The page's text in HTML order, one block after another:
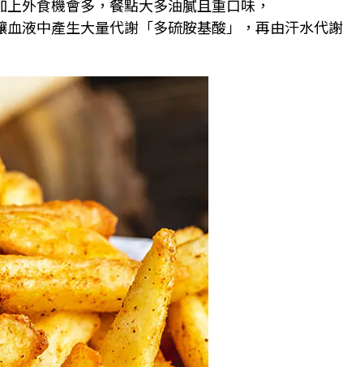
外食機會多，餐點大多油膩且重口味，
液中產生大量代謝「多硫胺基酸」，再由汗水代